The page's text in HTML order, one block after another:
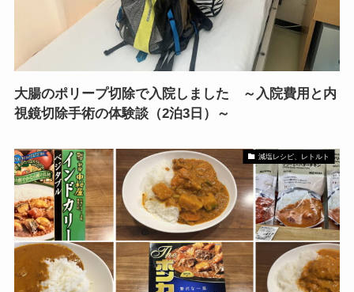
大腸のポリープ切除で入院しました ～入院費用と内
視鏡切除手術の体験談（2泊3日）～
減塩レシピ、レトルト